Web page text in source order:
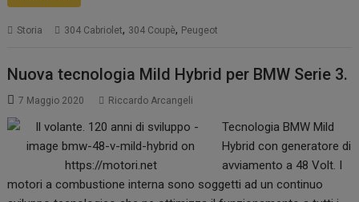
Storia 304 Cabriolet, 304 Coupè, Peugeot
Nuova tecnologia Mild Hybrid per BMW Serie 3.
7 Maggio 2020 Riccardo Arcangeli
Tecnologia BMW Mild
Hybrid con generatore di
avviamento a 48 Volt. I
motori a combustione interna sono soggetti ad un continuo